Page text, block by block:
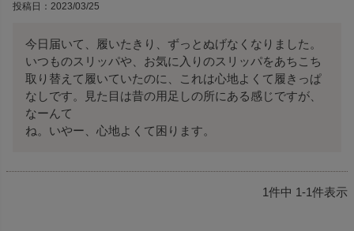
投稿日 2023/03/25
今日届いて、履いたきり、ずっとぬげなくなりました。
いつものスリッパや、お気に入りのスリッパをあちこち
取り替えて履いていたのに、これは心地よくて履きっぱ
なしです。見た目は昔の用足しの所にある感じですが、
なーんて
ね。いやー、心地よくて困ります。
1件中 1-1件表示